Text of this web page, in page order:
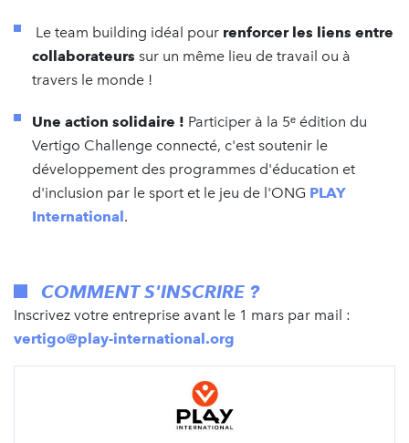
Le team building idéal pour renforcer les liens entre
collaborateurs sur un même lieu de travail ou à
travers le monde !
Une action solidaire ! Participer à la 5ᵉ édition du
Vertigo Challenge connecté, c'est soutenir le
développement des programmes d'éducation et
d'inclusion par le sport et le jeu de l'ONG PLAY
International.
COMMENT S'INSCRIRE ?
Inscrivez votre entreprise avant le 1 mars par mail :
vertigo@play-international.org